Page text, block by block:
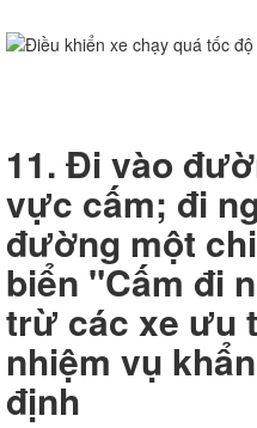
11. Đi vào
vực cấm; đi
đường một
biển "Cấm đi
trừ các xe ưu
nhiệm vụ
định